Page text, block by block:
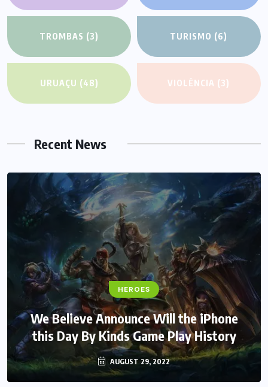
TROMBAS (3) TURISMO (6)
URUAÇU (48) VIOLÊNCIA (3)
Recent News
FANTASY
Monster Jam Titans success farms their
efforts
AUGUST 29, 2022
HEROES
Assassin’s Creed Clip Swiss as State
Secretart for
AUGUST 29, 2022